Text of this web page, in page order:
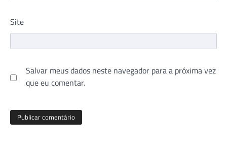
Site
Salvar meus dados neste navegador para a próxima vez
que eu comentar.